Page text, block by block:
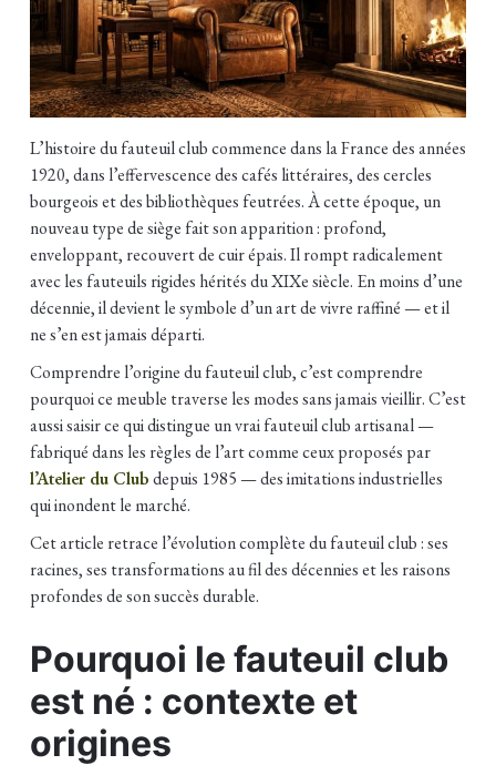
L’histoire du fauteuil club commence dans la France des années
1920, dans l’effervescence des cafés littéraires, des cercles
bourgeois et des bibliothèques feutrées. À cette époque, un
nouveau type de siège fait son apparition : profond,
enveloppant, recouvert de cuir épais. Il rompt radicalement
avec les fauteuils rigides hérités du XIXe siècle. En moins d’une
décennie, il devient le symbole d’un art de vivre raffiné — et il
ne s’en est jamais départi.
Comprendre l’origine du fauteuil club, c’est comprendre
pourquoi ce meuble traverse les modes sans jamais vieillir. C’est
aussi saisir ce qui distingue un vrai fauteuil club artisanal —
fabriqué dans les règles de l’art comme ceux proposés par
l’Atelier du Clubdepuis 1985 — des imitations industrielles
qui inondent le marché.
Cet article retrace l’évolution complète du fauteuil club : ses
racines, ses transformations au fil des décennies et les raisons
profondes de son succès durable.
Pourquoi le fauteuil club
est né : contexte et
origines